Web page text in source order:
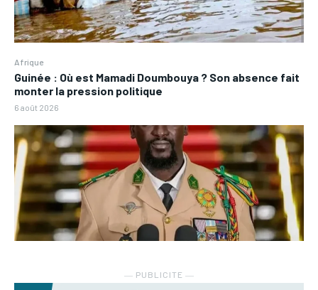
Afrique
Guinée : Où est Mamadi Doumbouya ? Son absence fait
monter la pression politique
6 août 2026
― PUBLICITE ―